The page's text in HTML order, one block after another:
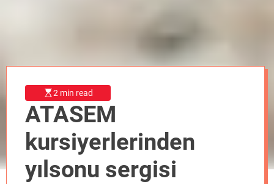
2 min read
ATASEM
kursiyerlerinden
yılsonu sergisi